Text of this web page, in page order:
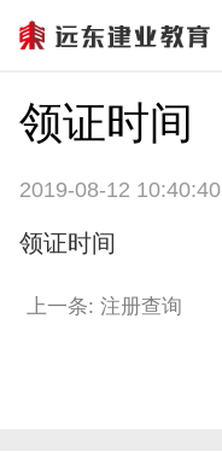
领证时间
2019-08-12 10:40:40
领证时间
上一条: 注册查询